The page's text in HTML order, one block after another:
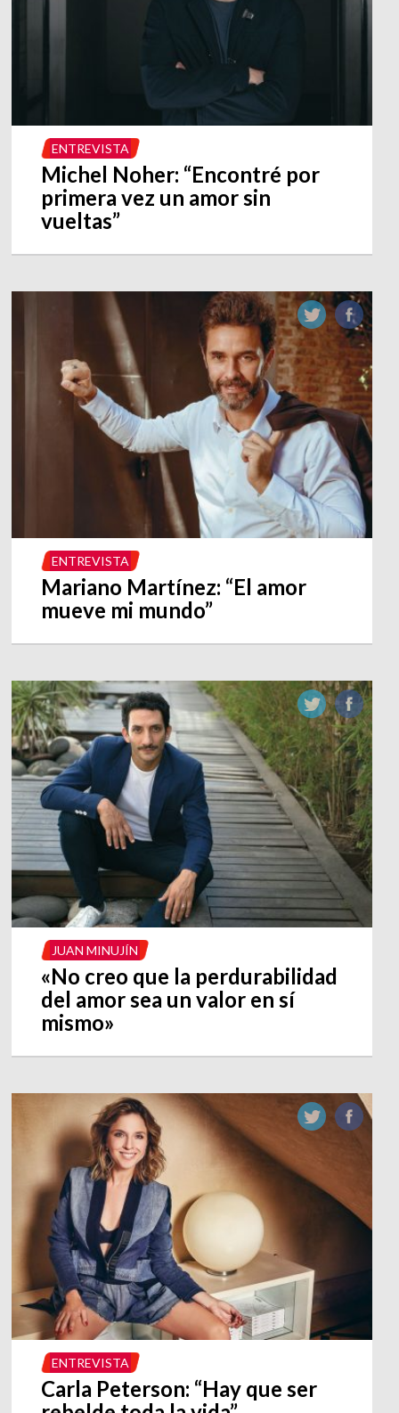
ENTREVISTA
Michel Noher: “Encontré por
primera vez un amor sin
vueltas”
ENTREVISTA
Mariano Martínez: “El amor
mueve mi mundo”
JUAN MINUJÍN
«No creo que la perdurabilidad
del amor sea un valor en sí
mismo»
ENTREVISTA
Carla Peterson: “Hay que ser